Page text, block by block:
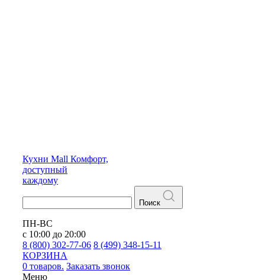
Кухни Mall Комфорт,
доступный
каждому
Поиск
ПН-ВС
с 10:00 до 20:00
8 (800) 302-77-06 8 (499) 348-15-11
КОРЗИНА
0 товаров. Заказать звонок
Меню